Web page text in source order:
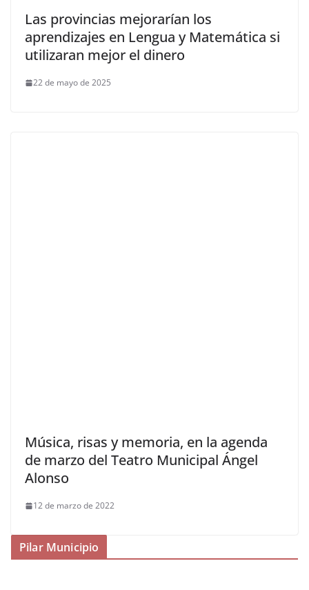
Las provincias mejorarían los
aprendizajes en Lengua y Matemática si
utilizaran mejor el dinero
22 de mayo de 2025
Música, risas y memoria, en la agenda
de marzo del Teatro Municipal Ángel
Alonso
12 de marzo de 2022
Pilar Municipio